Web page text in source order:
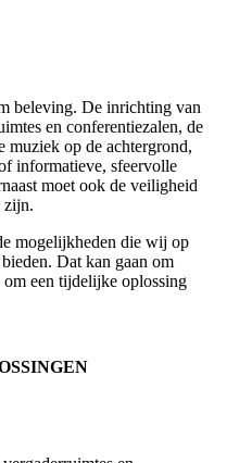
beleving. De inrichting van
en conferentiezalen, de
muziek op de achtergrond,
informatieve, sfeervolle
moet ook de veiligheid
zijn.
mogelijkheden die wij op
Dat kan gaan om
een tijdelijke oplossing